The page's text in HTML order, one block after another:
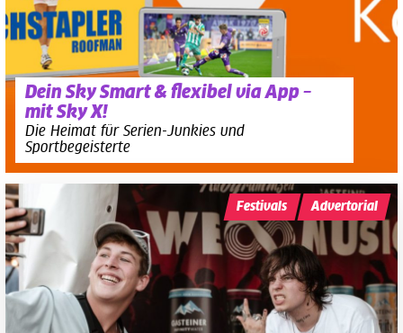
Dein Sky Smart & flexibel via App –
mit Sky X!
Die Heimat für Serien-Junkies und
Sportbegeisterte
Festivals Advertorial